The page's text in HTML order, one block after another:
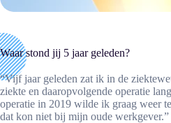
Waar stond jij 5 jaar geleden?
“Vijf jaar geleden zat ik in de
ziekte en daaropvolgende operatie
operatie in 2019 wilde ik graag weer
dat kon niet bij mijn oude werkgever.”